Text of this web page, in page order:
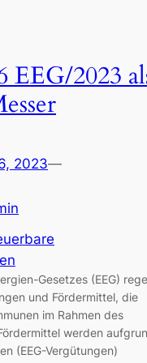
EEG/2023
2023—
Gesetzes (EEG)
und Fördermittel, die
im Rahmen des
werden
(EEG-Vergütungen)